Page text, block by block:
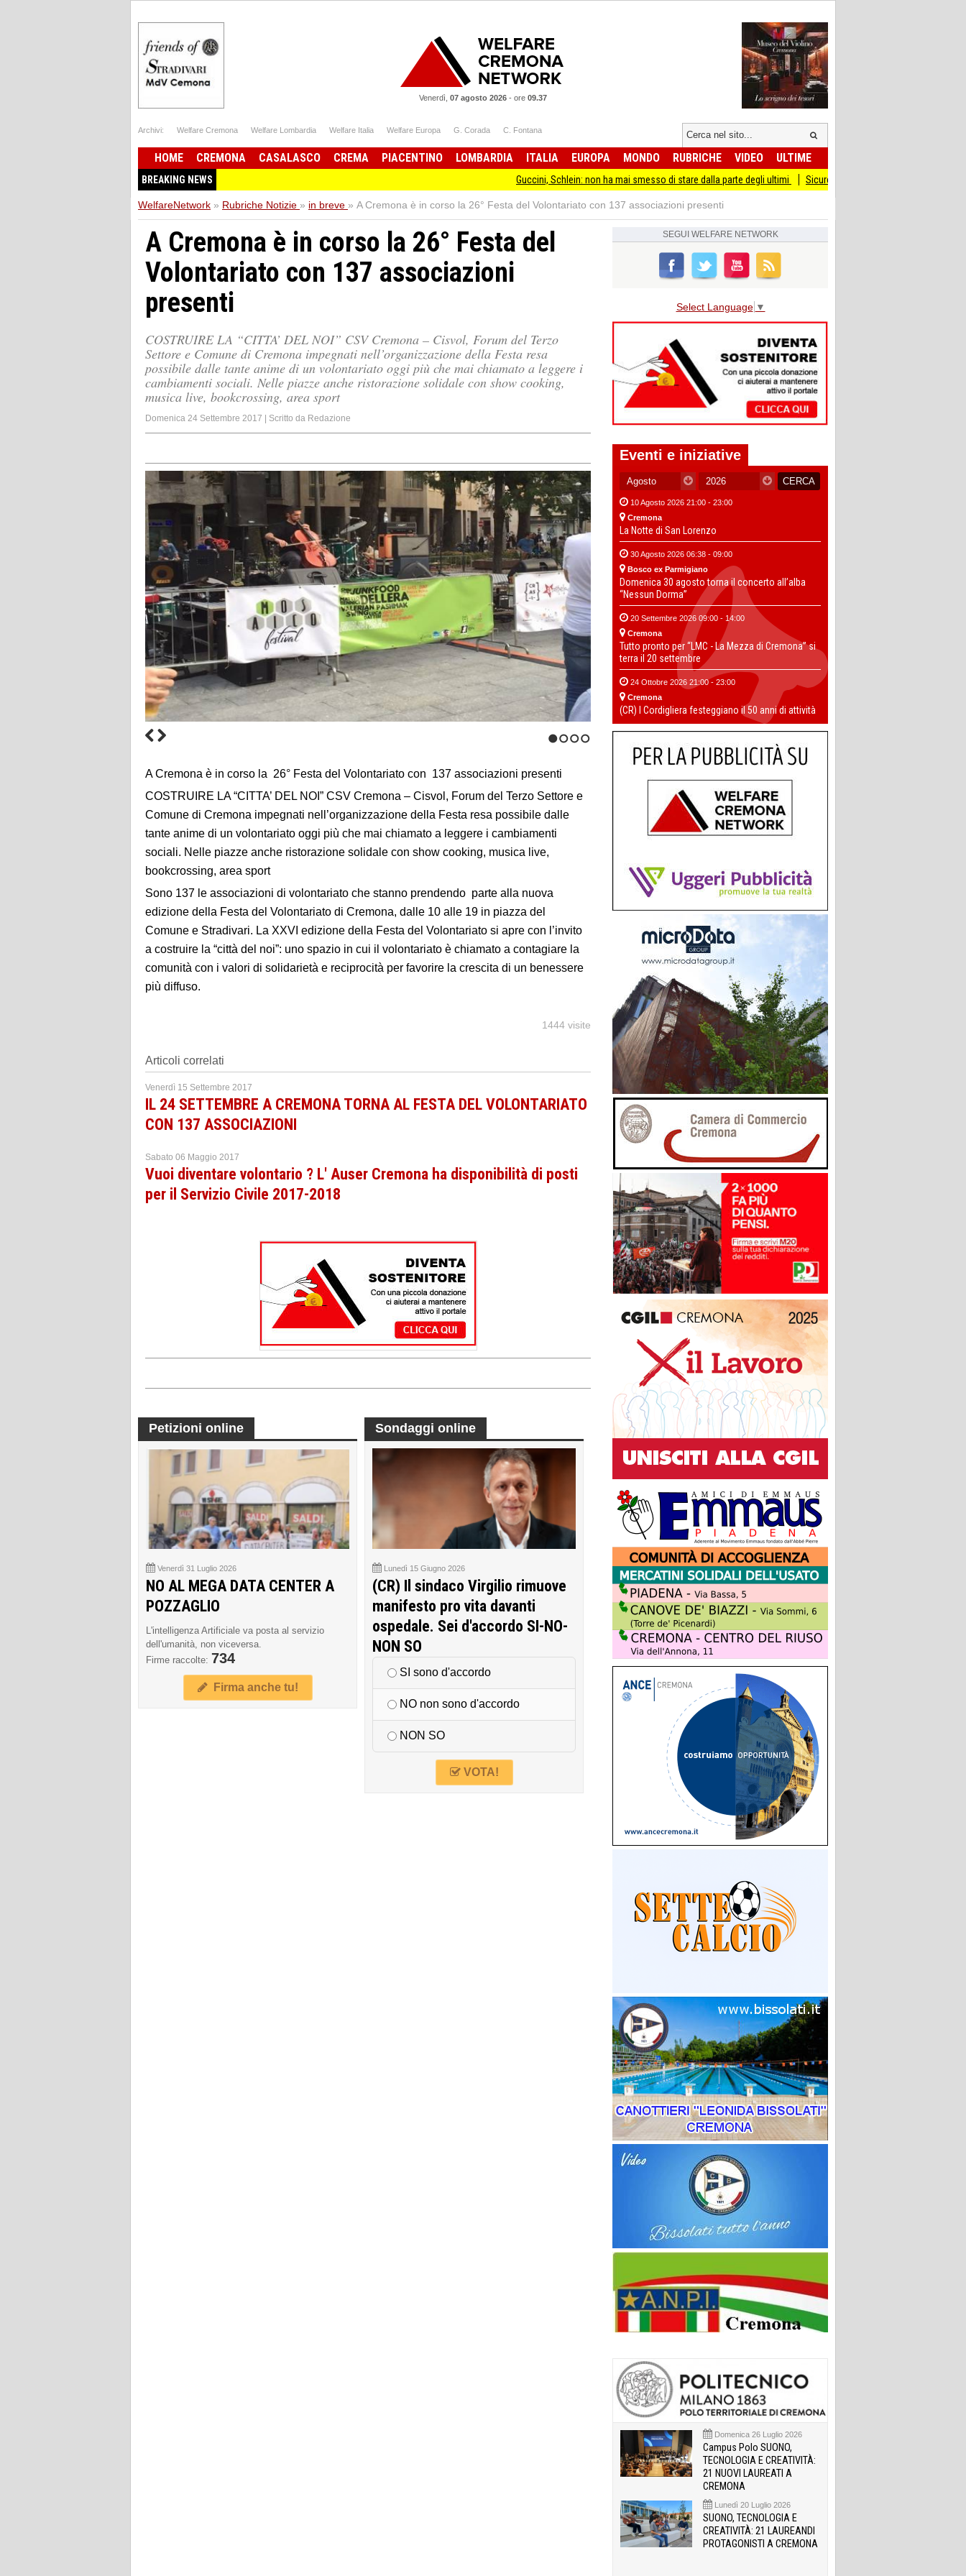
Venerdì, 07 agosto 2026 - ore 09.37
Archivi: Welfare Cremona Welfare Lombardia Welfare Italia Welfare Europa G. Corada C. Fontana
HOME CREMONA CASALASCO CREMA PIACENTINO LOMBARDIA ITALIA EUROPA MONDO RUBRICHE VIDEO ULTIME
BREAKING NEWS Guccini, Schlein: non ha mai smesso di stare dalla parte degli ultimi Sicurezza I Giovani Democratici ribattono ai Giovani
WelfareNetwork » Rubriche Notizie » in breve » A Cremona è in corso la 26° Festa del Volontariato con 137 associazioni presenti
A Cremona è in corso la 26° Festa del
Volontariato con 137 associazioni
presenti
COSTRUIRE LA “CITTA’ DEL NOI” CSV Cremona – Cisvol, Forum del Terzo
Settore e Comune di Cremona impegnati nell’organizzazione della Festa resa
possibile dalle tante anime di un volontariato oggi più che mai chiamato a leggere i
cambiamenti sociali. Nelle piazze anche ristorazione solidale con show cooking,
musica live, bookcrossing, area sport
Domenica 24 Settembre 2017 | Scritto da Redazione
A Cremona è in corso la 26° Festa del Volontariato con 137 associazioni presenti
COSTRUIRE LA “CITTA’ DEL NOI” CSV Cremona – Cisvol, Forum del Terzo Settore e
Comune di Cremona impegnati nell’organizzazione della Festa resa possibile dalle
tante anime di un volontariato oggi più che mai chiamato a leggere i cambiamenti
sociali. Nelle piazze anche ristorazione solidale con show cooking, musica live,
bookcrossing, area sport
Sono 137 le associazioni di volontariato che stanno prendendo parte alla nuova
edizione della Festa del Volontariato di Cremona, dalle 10 alle 19 in piazza del
Comune e Stradivari. La XXVI edizione della Festa del Volontariato si apre con l’invito
a costruire la “città del noi”: uno spazio in cui il volontariato è chiamato a contagiare la
comunità con i valori di solidarietà e reciprocità per favorire la crescita di un benessere
più diffuso.
1444 visite
Articoli correlati
Venerdì 15 Settembre 2017
IL 24 SETTEMBRE A CREMONA TORNA AL FESTA DEL VOLONTARIATO
CON 137 ASSOCIAZIONI
Sabato 06 Maggio 2017
Vuoi diventare volontario ? L' Auser Cremona ha disponibilità di posti
per il Servizio Civile 2017-2018
Petizioni online
Venerdì 31 Luglio 2026
NO AL MEGA DATA CENTER A
POZZAGLIO
L'intelligenza Artificiale va posta al servizio
dell'umanità, non viceversa.
Firme raccolte: 734
Firma anche tu!
Sondaggi online
Lunedì 15 Giugno 2026
(CR) Il sindaco Virgilio rimuove
manifesto pro vita davanti
ospedale. Sei d'accordo SI-NO-
NON SO
SI sono d'accordo
NO non sono d'accordo
NON SO
VOTA!
SEGUI WELFARE NETWORK
Select Language ▼
Eventi e iniziative
10 Agosto 2026 21:00 - 23:00
Cremona
La Notte di San Lorenzo
30 Agosto 2026 06:38 - 09:00
Bosco ex Parmigiano
Domenica 30 agosto torna il concerto all’alba
“Nessun Dorma”
20 Settembre 2026 09:00 - 14:00
Cremona
Tutto pronto per “LMC - La Mezza di Cremona” si
terra il 20 settembre
24 Ottobre 2026 21:00 - 23:00
Cremona
(CR) I Cordigliera festeggiano il 50 anni di attività
Domenica 26 Luglio 2026
Campus Polo SUONO,
TECNOLOGIA E CREATIVITÀ:
21 NUOVI LAUREATI A
CREMONA
Lunedì 20 Luglio 2026
SUONO, TECNOLOGIA E
CREATIVITÀ: 21 LAUREANDI
PROTAGONISTI A CREMONA